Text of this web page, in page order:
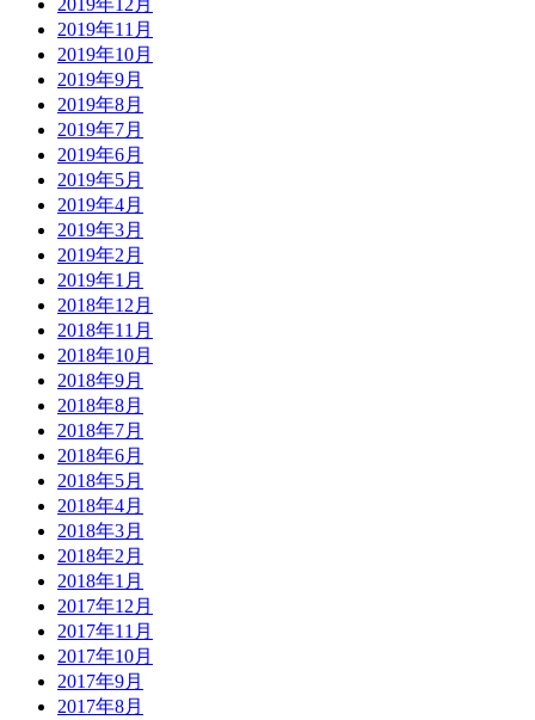
2019年11月
2019年10月
2019年9月
2019年8月
2019年7月
2019年6月
2019年5月
2019年4月
2019年3月
2019年2月
2019年1月
2018年12月
2018年11月
2018年10月
2018年9月
2018年8月
2018年7月
2018年6月
2018年5月
2018年4月
2018年3月
2018年2月
2018年1月
2017年12月
2017年11月
2017年10月
2017年9月
2017年8月